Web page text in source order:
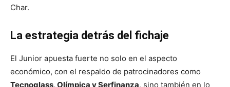
Char.
La estrategia detrás del fichaje
El Junior apuesta fuerte no solo en el aspecto
económico, con el respaldo de patrocinadores como
Tecnoglass, Olímpica y Serfinanza, sino también en lo